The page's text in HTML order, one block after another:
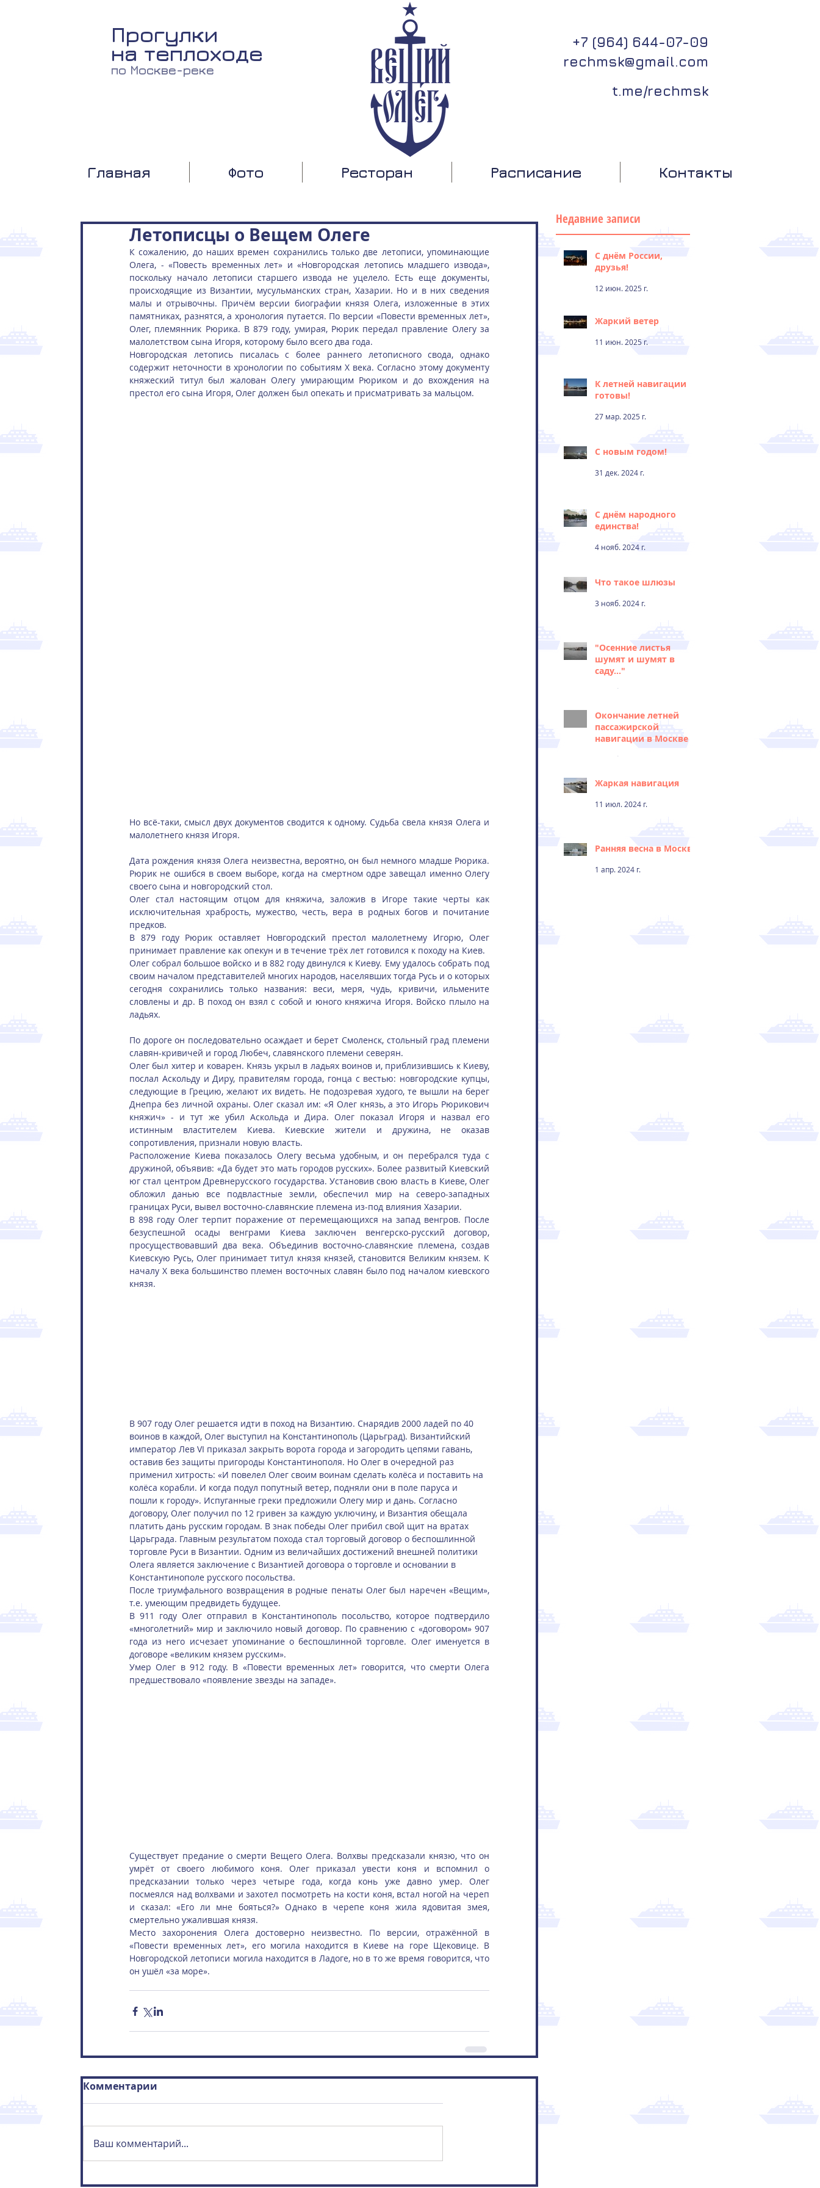
Прогулки
на теплоходе
по Москве-реке
+7 (964) 644-07-09
rechmsk@gmail.com
t.me/rechmsk
Главная Фото Ресторан Расписание Контакты
Летописцы о Вещем Олеге
К сожалению, до наших времен сохранились только две летописи, упоминающие
Олега, - «Повесть временных лет» и «Новгородская летопись младшего извода»,
поскольку начало летописи старшего извода не уцелело. Есть еще документы,
происходящие из Византии, мусульманских стран, Хазарии. Но и в них сведения
малы и отрывочны. Причём версии биографии князя Олега, изложенные в этих
памятниках, разнятся, а хронология путается. По версии «Повести временных лет»,
Олег, племянник Рюрика. В 879 году, умирая, Рюрик передал правление Олегу за
малолетством сына Игоря, которому было всего два года.
Новгородская летопись писалась с более раннего летописного свода, однако
содержит неточности в хронологии по событиям X века. Согласно этому документу
княжеский титул был жалован Олегу умирающим Рюриком и до вхождения на
престол его сына Игоря, Олег должен был опекать и присматривать за мальцом.
Но всё-таки, смысл двух документов сводится к одному. Судьба свела князя Олега и
малолетнего князя Игоря.
Дата рождения князя Олега неизвестна, вероятно, он был немного младше Рюрика.
Рюрик не ошибся в своем выборе, когда на смертном одре завещал именно Олегу
своего сына и новгородский стол.
Олег стал настоящим отцом для княжича, заложив в Игоре такие черты как
исключительная храбрость, мужество, честь, вера в родных богов и почитание
предков.
В 879 году Рюрик оставляет Новгородский престол малолетнему Игорю, Олег
принимает правление как опекун и в течение трёх лет готовился к походу на Киев.
Олег собрал большое войско и в 882 году двинулся к Киеву. Ему удалось собрать под
своим началом представителей многих народов, населявших тогда Русь и о которых
сегодня сохранились только названия: веси, меря, чудь, кривичи, ильмените
словлены и др. В поход он взял с собой и юного княжича Игоря. Войско плыло на
ладьях.
По дороге он последовательно осаждает и берет Смоленск, стольный град племени
славян-кривичей и город Любеч, славянского племени северян.
Олег был хитер и коварен. Князь укрыл в ладьях воинов и, приблизившись к Киеву,
послал Аскольду и Диру, правителям города, гонца с вестью: новгородские купцы,
следующие в Грецию, желают их видеть. Не подозревая худого, те вышли на берег
Днепра без личной охраны. Олег сказал им: «Я Олег князь, а это Игорь Рюрикович
княжич» - и тут же убил Аскольда и Дира. Олег показал Игоря и назвал его
истинным властителем Киева. Киевские жители и дружина, не оказав
сопротивления, признали новую власть.
Расположение Киева показалось Олегу весьма удобным, и он перебрался туда с
дружиной, объявив: «Да будет это мать городов русских». Более развитый Киевский
юг стал центром Древнерусского государства. Установив свою власть в Киеве, Олег
обложил данью все подвластные земли, обеспечил мир на северо-западных
границах Руси, вывел восточно-славянские племена из-под влияния Хазарии.
В 898 году Олег терпит поражение от перемещающихся на запад венгров. После
безуспешной осады венграми Киева заключен венгерско-русский договор,
просуществовавший два века. Объединив восточно-славянские племена, создав
Киевскую Русь, Олег принимает титул князя князей, становится Великим князем. К
началу X века большинство племен восточных славян было под началом киевского
князя.
В 907 году Олег решается идти в поход на Византию. Снарядив 2000 ладей по 40
воинов в каждой, Олег выступил на Константинополь (Царьград). Византийский
император Лев VI приказал закрыть ворота города и загородить цепями гавань,
оставив без защиты пригороды Константинополя. Но Олег в очередной раз
применил хитрость: «И повелел Олег своим воинам сделать колёса и поставить на
колёса корабли. И когда подул попутный ветер, подняли они в поле паруса и
пошли к городу». Испуганные греки предложили Олегу мир и дань. Согласно
договору, Олег получил по 12 гривен за каждую уключину, и Византия обещала
платить дань русским городам. В знак победы Олег прибил свой щит на вратах
Царьграда. Главным результатом похода стал торговый договор о беспошлинной
торговле Руси в Византии. Одним из величайших достижений внешней политики
Олега является заключение с Византией договора о торговле и основании в
Константинополе русского посольства.
После триумфального возвращения в родные пенаты Олег был наречен «Вещим»,
т.е. умеющим предвидеть будущее.
В 911 году Олег отправил в Константинополь посольство, которое подтвердило
«многолетний» мир и заключило новый договор. По сравнению с «договором» 907
года из него исчезает упоминание о беспошлинной торговле. Олег именуется в
договоре «великим князем русским».
Умер Олег в 912 году. В «Повести временных лет» говорится, что смерти Олега
предшествовало «появление звезды на западе».
Существует предание о смерти Вещего Олега. Волхвы предсказали князю, что он
умрёт от своего любимого коня. Олег приказал увести коня и вспомнил о
предсказании только через четыре года, когда конь уже давно умер. Олег
посмеялся над волхвами и захотел посмотреть на кости коня, встал ногой на череп
и сказал: «Его ли мне бояться?» Однако в черепе коня жила ядовитая змея,
смертельно ужалившая князя.
Место захоронения Олега достоверно неизвестно. По версии, отражённой в
«Повести временных лет», его могила находится в Киеве на горе Щековице. В
Новгородской летописи могила находится в Ладоге, но в то же время говорится, что
он ушёл «за море».
Комментарии
Ваш комментарий...
Недавние записи
С днём России,
друзья!
12 июн. 2025 г.
Жаркий ветер
11 июн. 2025 г.
К летней навигации
готовы!
27 мар. 2025 г.
С новым годом!
31 дек. 2024 г.
С днём народного
единства!
4 нояб. 2024 г.
Что такое шлюзы
3 нояб. 2024 г.
"Осенние листья
шумят и шумят в
саду..."
2 нояб. 2024 г.
Окончание летней
пассажирской
навигации в Москве
1 нояб. 2024 г.
Жаркая навигация
11 июл. 2024 г.
Ранняя весна в Москве
1 апр. 2024 г.